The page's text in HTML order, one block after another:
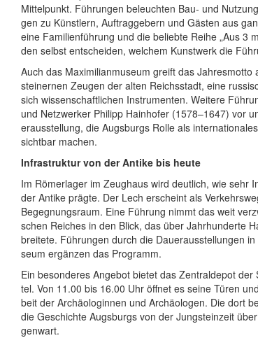
Mit­tel­punkt. Füh­run­gen be­leuch­ten Bau- und
gen zu Künst­lern, Auf­trag­ge­bern und Gäs­ten aus
eine Fa­mi­li­en­füh­rung und die be­lieb­te Rei­he „Aus 3
den selbst ent­schei­den, wel­chem Kunst­werk die
Auch das Maxi­mi­li­an­mu­se­um greift das Jah­res­mot­to
stei­ner­nen Zeu­gen der alten Reichs­stadt, eine
sich wis­sen­schaft­li­chen In­stru­men­ten. Wei­te­re
und Netz­wer­ker Phil­ipp Hain­ho­fer (1578–1647) vor
er­aus­stel­lung, die Augs­burgs Rol­le als
sicht­bar ma­chen.
Infra­struk­tur von der An­ti­ke bis heu­te
Im Rö­mer­la­ger im Zeug­haus wird deut­lich, wie sehr
der An­ti­ke präg­te. Der Lech er­scheint als
Be­geg­nungs­raum. Eine Füh­rung nimmt das weit
schen Rei­ches in den Blick, das über Jahr­hun­der­te
brei­te­te. Füh­run­gen durch die Dau­er­aus­stel­lun­gen
se­um er­gän­zen das Pro­gramm.
Ein be­son­de­res An­ge­bot bie­tet das Zen­tral­de­pot
tel. Von 11.00 bis 16.00 Uhr öff­net es sei­ne Tü­ren
beit der Ar­chäo­lo­gin­nen und Ar­chäo­lo­gen. Die dort
die Ge­schich­te Augs­burgs von der Jung­stein­zeit
gen­wart.